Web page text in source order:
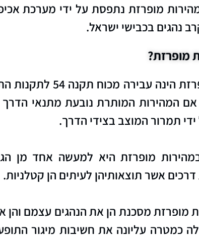
מופרזת נתפסת על ידי מערכת
נהגים בכבישי ישראל.
מופרזת?
נהיגה במהירות
המהירות המותרת נובעת מתנאי הדרך
תמרור המוצב בצידי הדרך.
מופרזת היא למעשה אחד מן
אשר תוצאותיהן לעיתים הן קטלניות.
מופרזת מסכנת הן את הנהגים עצמם
כמטרה עליונה את חשיבות מיגור